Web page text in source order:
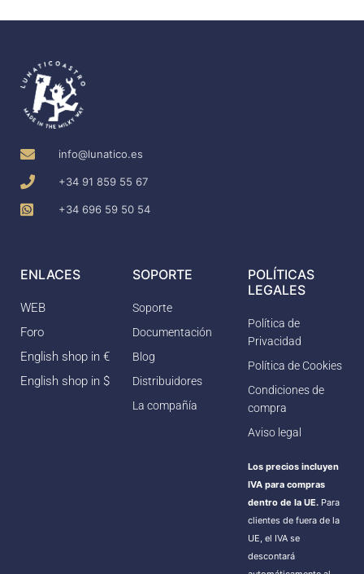
info@lunatico.es
+34 91 859 55 67
+34 696 59 50 54
ENLACES
WEB
Foro
English shop in €
English shop in $
SOPORTE
Soporte
Documentación
Blog
Distribuidores
La compañía
POLÍTICAS
LEGALES
Política de
Privacidad
Política de Cookies
Condiciones de
compra
Aviso legal
Los precios incluyen
IVA para compras
dentro de la UE. Para
clientes de fuera de la
UE, el IVA se
descontará